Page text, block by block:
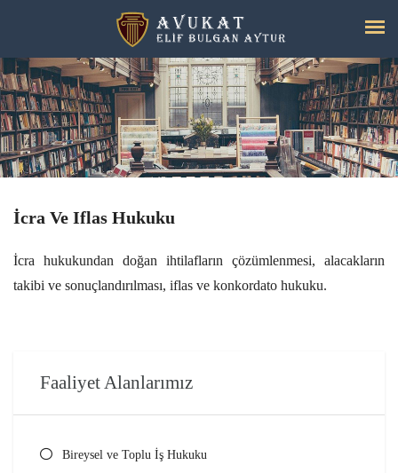
İcra Ve Iflas Hukuku
İcra hukukundan doğan ihtilafların çözümlenmesi, alacakların
takibi ve sonuçlandırılması, iflas ve konkordato hukuku.
Faaliyet Alanlarımız
Bireysel ve Toplu İş Hukuku